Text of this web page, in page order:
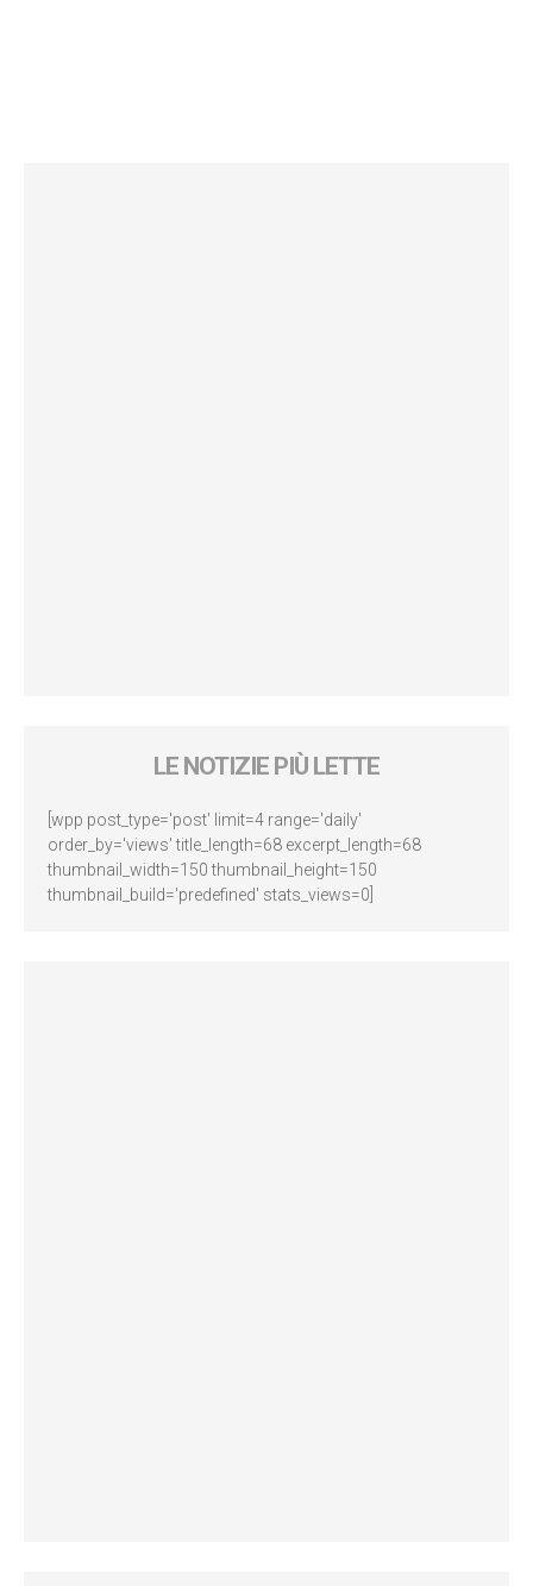
LE NOTIZIE PIÙ LETTE
[wpp post_type='post' limit=4 range='daily'
order_by='views' title_length=68 excerpt_length=68
thumbnail_width=150 thumbnail_height=150
thumbnail_build='predefined' stats_views=0]